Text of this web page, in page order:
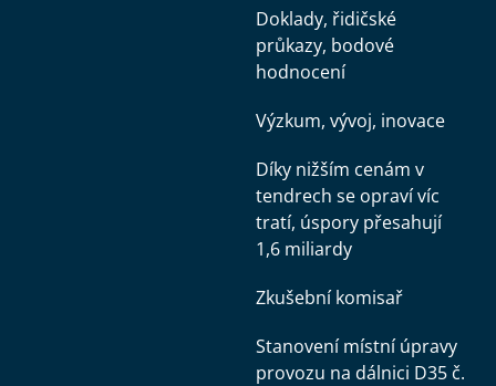
Doklady, řidičské
průkazy, bodové
hodnocení
Výzkum, vývoj, inovace
Díky nižším cenám v
tendrech se opraví víc
tratí, úspory přesahují
1,6 miliardy
Zkušební komisař
Stanovení místní úpravy
provozu na dálnici D35 č.